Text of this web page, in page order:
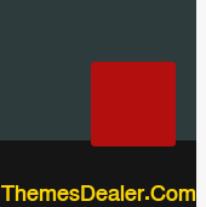
ThemesDealer.Com